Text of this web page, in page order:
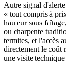
Autre signal
« tout compris à
hauteur sous
ou charpente
termites, et l'accès
directement le coût
une visite technique